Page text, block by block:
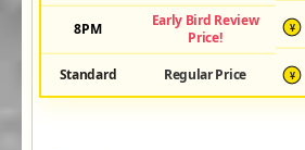
8PM
Early Bird Review
Price!
¥
Standard Regular Price ¥